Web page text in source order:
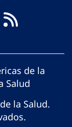
de la
Salud
la Salud.